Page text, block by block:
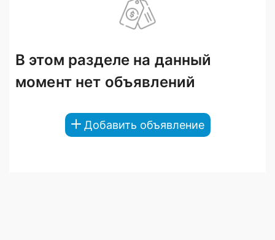
В этом разделе на данный
момент нет объявлений
Добавить объявление